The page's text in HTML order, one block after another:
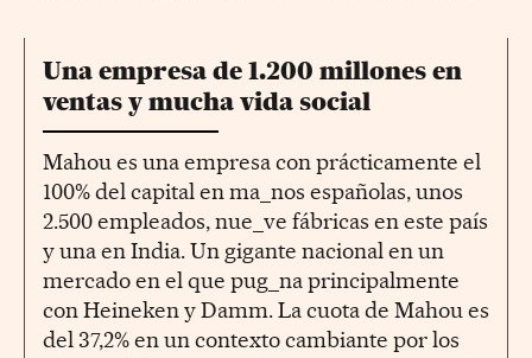
Una empresa de 1.200 millones en
ventas y mucha vida social
Mahou es una empresa con prácticamente el
100% del capital en ma_nos españolas, unos
2.500 empleados, nue_ve fábricas en este país
y una en India. Un gigante nacional en un
mercado en el que pug_na principalmente
con Heineken y Damm. La cuota de Mahou es
del 37,2% en un contexto cambiante por los